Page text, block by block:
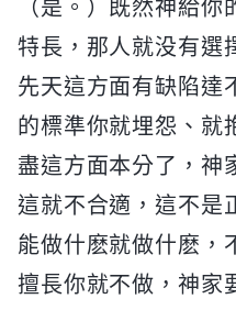
（是。）既然神給
特長，那人就没有選
先天這方面有缺陷達
的標準你就埋怨、就
盡這方面本分了，神
這就不合適，這不是
能做什麽就做什麽，
擅長你就不做，神家